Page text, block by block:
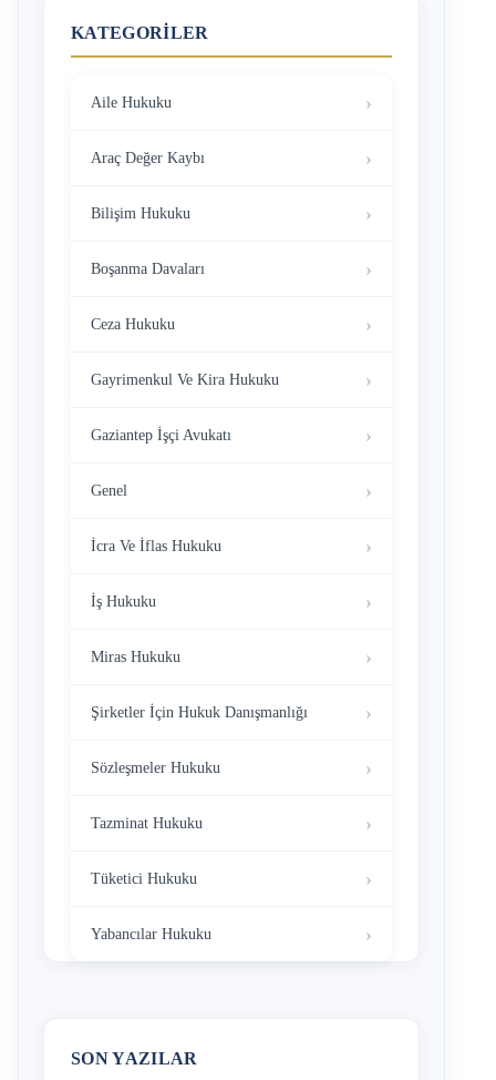
KATEGORILER
Aile Hukuku
Araç Değer Kaybı
Bilişim Hukuku
Boşanma Davaları
Ceza Hukuku
Gayrimenkul Ve Kira Hukuku
Gaziantep İşçi Avukatı
Genel
İcra Ve İflas Hukuku
İş Hukuku
Miras Hukuku
Şirketler İçin Hukuk Danışmanlığı
Sözleşmeler Hukuku
Tazminat Hukuku
Tüketici Hukuku
Yabancılar Hukuku
SON YAZILAR